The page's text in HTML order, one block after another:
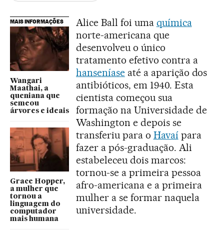
MAIS INFORMAÇÕES
Wangari
Maathai, a
queniana que
semeou
árvores e ideais
Grace Hopper,
a mulher que
tornou a
linguagem do
computador
mais humana
Alice Ball foi uma química
norte-americana que
desenvolveu o único
tratamento efetivo contra a
hanseníaseaté a aparição dos
antibióticos, em 1940. Esta
cientista começou sua
formação na Universidade de
Washington e depois se
transferiu para o Havaípara
fazer a pós-graduação. Ali
estabeleceu dois marcos:
tornou-se a primeira pessoa
afro-americana e a primeira
mulher a se formar naquela
universidade.